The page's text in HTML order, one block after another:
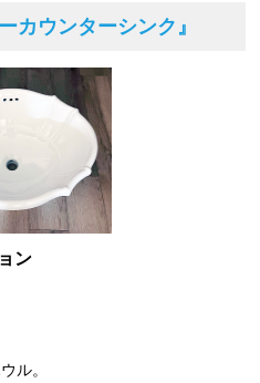
カウンターシンク』
ン
ル。